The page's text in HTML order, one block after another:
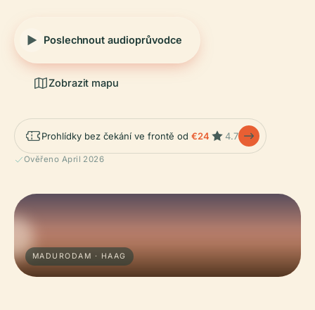
Poslechnout audioprůvodce
Zobrazit mapu
Prohlídky bez čekání ve frontě od €24 4.7
Ověřeno April 2026
MADURODAM · HAAG